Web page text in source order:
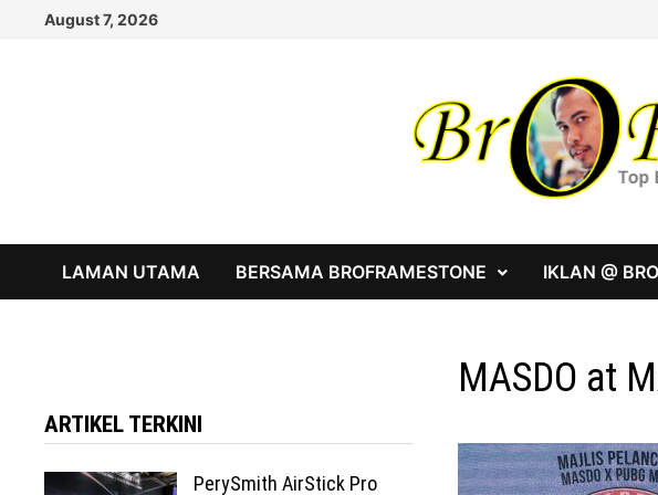
August 7, 2026
LAMAN UTAMA BERSAMA BROFRAMESTONE IKLAN @
MASDO at
ARTIKEL TERKINI
PerySmith AirStick Pro